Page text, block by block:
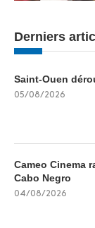
Derniers
Saint-Ouen
05/08/2026
Cameo Cinema
Cabo Negro
04/08/2026